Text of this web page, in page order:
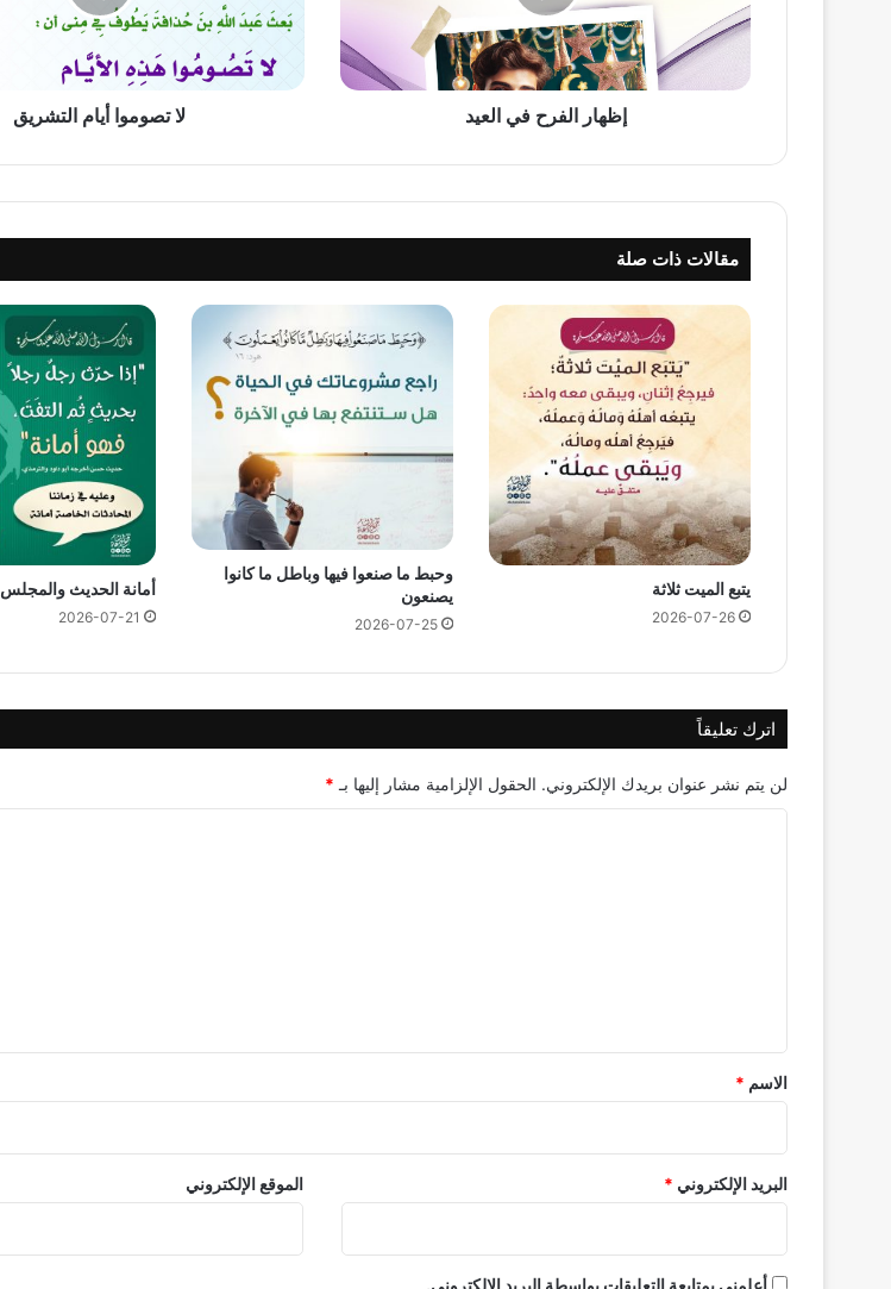
إظهار الفرح في العيد لا تصوموا أيام التشريق
مقالات ذات صلة
يتبع الميت ثلاثة
2026-07-26
وحبط ما صنعوا فيها وباطل ما كانوا
يصنعون
2026-07-25
أمانة الحديث والمجلس
2026-07-21
اترك تعليقاً
لن يتم نشر عنوان بريدك الإلكتروني. الحقول الإلزامية مشار إليها بـ *
*
الاسم *
البريد الإلكتروني * الموقع الإلكتروني
أعلمني بمتابعة التعليقات بواسطة البريد الإلكتروني.